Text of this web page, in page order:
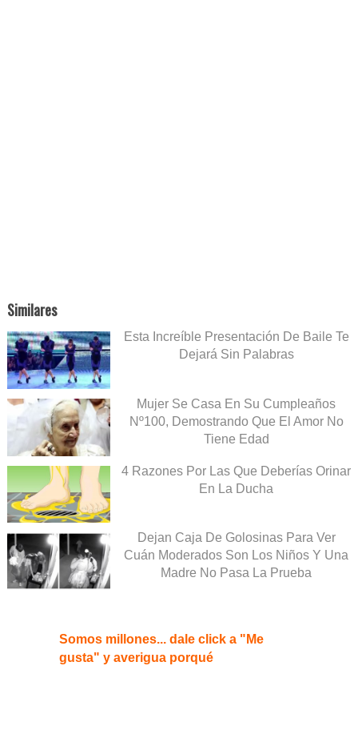
Similares
Esta Increíble Presentación De Baile Te
Dejará Sin Palabras
Mujer Se Casa En Su Cumpleaños
Nº100, Demostrando Que El Amor No
Tiene Edad
4 Razones Por Las Que Deberías Orinar
En La Ducha
Dejan Caja De Golosinas Para Ver
Cuán Moderados Son Los Niños Y Una
Madre No Pasa La Prueba
Somos millones... dale click a "Me
gusta" y averigua porqué